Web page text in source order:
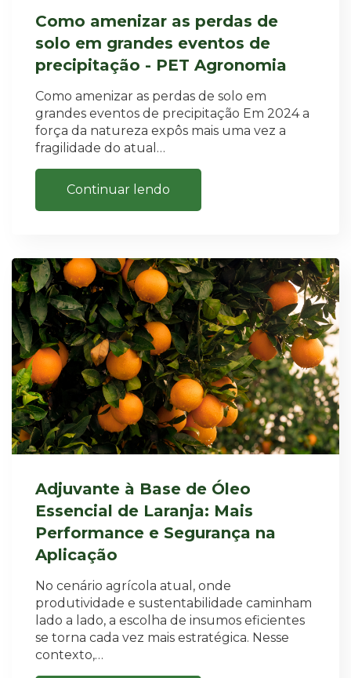
Como amenizar as perdas de
solo em grandes eventos de
precipitação - PET Agronomia
Como amenizar as perdas de solo em
grandes eventos de precipitação Em 2024 a
força da natureza expôs mais uma vez a
fragilidade do atual…
Continuar lendo
Adjuvante à Base de Óleo
Essencial de Laranja: Mais
Performance e Segurança na
Aplicação
No cenário agrícola atual, onde
produtividade e sustentabilidade caminham
lado a lado, a escolha de insumos eficientes
se torna cada vez mais estratégica. Nesse
contexto,…